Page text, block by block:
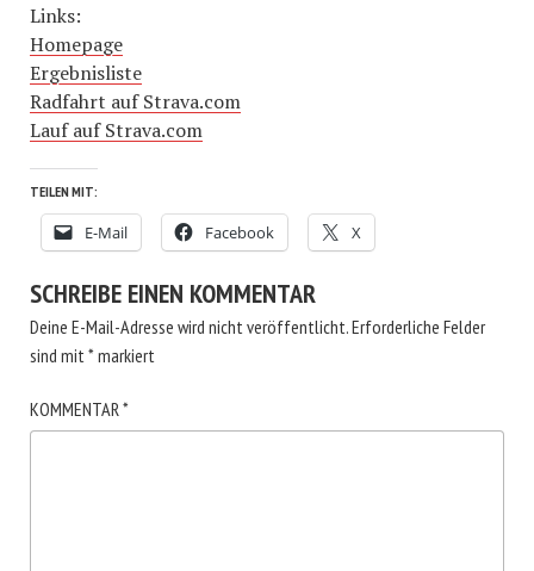
Links:
Homepage
Ergebnisliste
Radfahrt auf Strava.com
Lauf auf Strava.com
TEILEN MIT:
E-Mail Facebook X
SCHREIBE EINEN KOMMENTAR
Deine E-Mail-Adresse wird nicht veröffentlicht.Erforderliche Felder
sind mit *markiert
KOMMENTAR *